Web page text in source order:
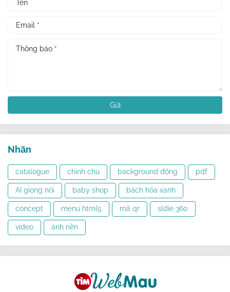
Nhãn
catalogue chỉnh chu background động pdf
AI giọng nói baby shop bách hóa xanh
concept menu html5 mã qr sldie 360
video ảnh nền